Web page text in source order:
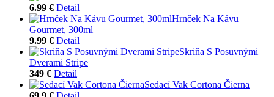
6.99 € Detail
Hrnček Na Kávu
Gourmet, 300ml
9.99 € Detail
Skriňa S Posuvnými
Dverami Stripe
349 € Detail
Sedací Vak Cortona Čierna